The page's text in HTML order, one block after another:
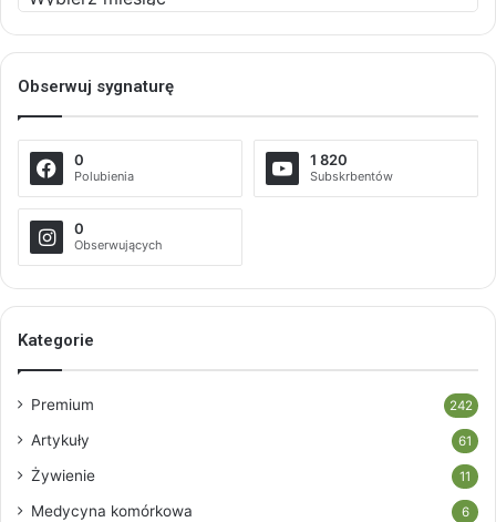
Obserwuj sygnaturę
0
Polubienia
1 820
Subskrbentów
0
Obserwujących
Kategorie
Premium 242
Artykuły 61
Żywienie 11
Medycyna komórkowa 6